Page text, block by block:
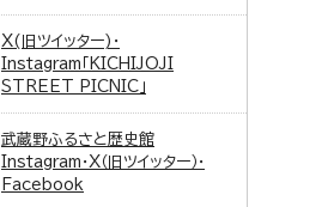
X(旧ツイッター)・
Instagram「KICHIJOJI
STREET PICNIC」
武蔵野ふるさと歴史館
Instagram・X（旧ツイッター）・
Facebook